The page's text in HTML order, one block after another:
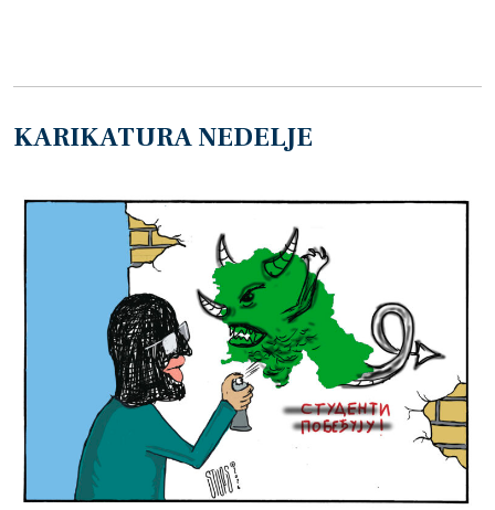
KARIKATURA NEDELJE